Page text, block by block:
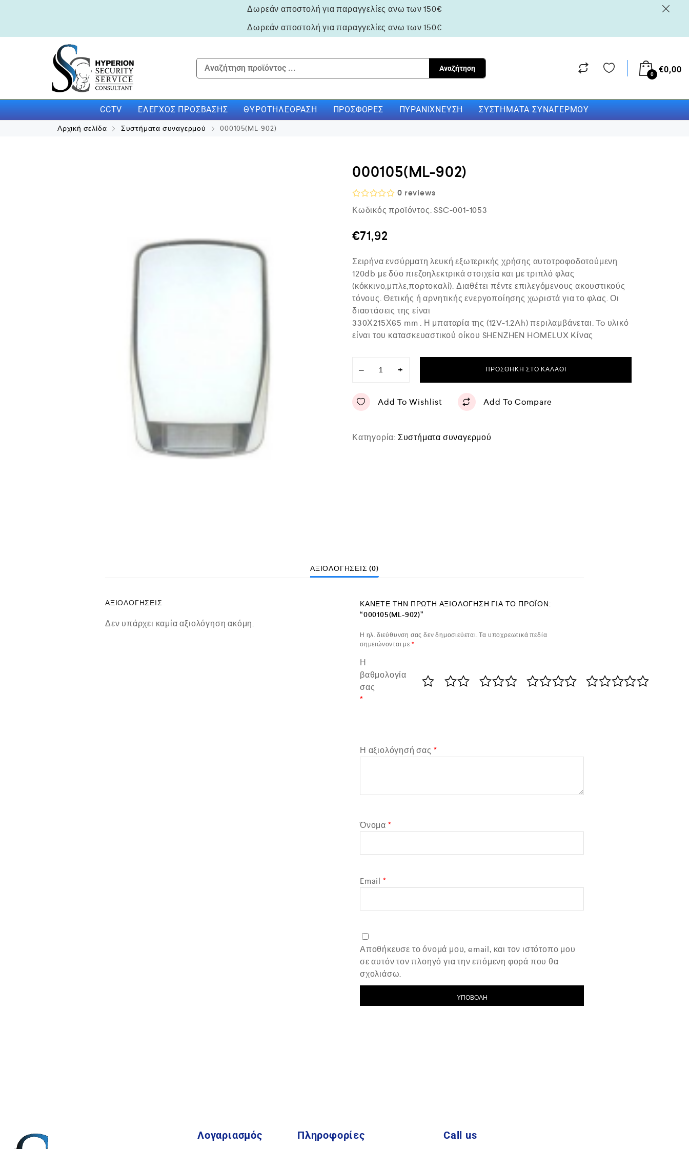
Δωρεάν αποστολή για παραγγελίες ανω των 150€
Δωρεάν αποστολή για παραγγελίες ανω των 150€
Αναζήτηση
0 €0,00
CCTV ΕΛΈΓΧΟΣ ΠΡΌΣΒΑΣΗΣ ΘΥΡΟΤΗΛΕΌΡΑΣΗ ΠΡΟΣΦΟΡΈΣ ΠΥΡΑΝΊΧΝΕΥΣΗ ΣΥΣΤΉΜΑΤΑ ΣΥΝΑΓΕΡΜΟΎ
Αρχική σελίδα Συστήματα συναγερμού 000105(ML-902)
000105(ML-902)
Β
α
μ
ο
γ
ή
θ
η
κ
ε
μ
ε
α
0 reviews
Κωδικός προϊόντος: SSC-001-1053
€71,92
Σειρήνα ενσύρματη λευκή εξωτερικής χρήσης αυτοτροφοδοτούμενη
120db με δύο πιεζοηλεκτρικά στοιχεία και με τριπλό φλας
(κόκκινο,μπλε,πορτοκαλί). Διαθέτει πέντε επιλεγόμενους ακουστικούς
τόνους. Θετικής ή αρνητικής ενεργοποίησης χωριστά για το φλας. Οι
διαστάσεις της είναι
330Χ215Χ65 mm . Η μπαταρία της (12V-1.2Ah) περιλαμβάνεται. To υλικό
είναι του κατασκευαστικού οίκου SHENZHEN HOMELUX Kίνας
− + ΠΡΟΣΘΉΚΗ ΣΤΟ ΚΑΛΆΘΙ
Add To Wishlist Add To Compare
Κατηγορία: Συστήματα συναγερμού
ΑΞΙΟΛΟΓΉΣΕΙΣ (0)
ΑΞΙΟΛΟΓΉΣΕΙΣ
Δεν υπάρχει καμία αξιολόγηση ακόμη.
ΚΆΝΕΤΕ ΤΗΝ ΠΡΏΤΗ ΑΞΙΟΛΌΓΗΣΗ ΓΙΑ ΤΟ ΠΡΟΪΌΝ:
“000105(ML-902)”
Η ηλ. διεύθυνση σας δεν δημοσιεύεται. Τα υποχρεωτικά πεδία
σημειώνονται με *
Η
βαθμολογία
σας
*
Η αξιολόγησή σας *
Όνομα *
Email *
Αποθήκευσε το όνομά μου, email, και τον ιστότοπο μου
σε αυτόν τον πλοηγό για την επόμενη φορά που θα
σχολιάσω.
Λογαριασμός Πληροφορίες Call us